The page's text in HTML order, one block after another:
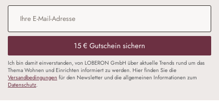
E-Mail-Adresse
15 € Gutschein sichern
Ich bin damit einverstanden, von LOBERON GmbH über aktuelle Trends rund um das
Thema Wohnen und Einrichten informiert zu werden. Hier finden Sie die
Versandbedingungen für den Newsletter und die allgemeinen Informationen zum
Datenschutz.